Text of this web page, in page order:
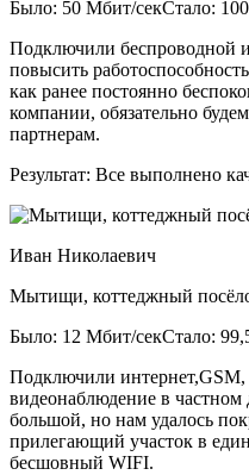
Было: 50 Мбит/секСтало:
Подключили беспроводной
повысить
как ранее постоянно
компании, обязательно
партнерам.
Результат: Все выполнено
Иван Николаевич
Мытищи, коттеджный
Было: 12 Мбит/секСтало:
Подключили интернет,GSM,
видеонаблюдение в
большой, но нам удалось
прилегающий участок в
бесшовный WIFI.